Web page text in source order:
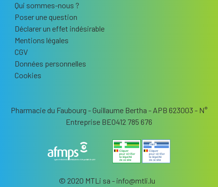
Qui sommes-nous ?
Poser une question
Déclarer un effet indésirable
Mentions légales
CGV
Données personnelles
Cookies
Pharmacie du Faubourg - Guillaume Bertha - APB 623003 - N°
Entreprise BE0412 785 676
© 2020 MTLi sa - info@mtli.lu